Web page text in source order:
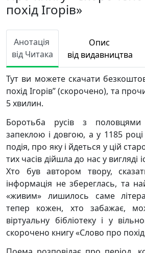
похід Ігорів»
Анотація
від Читака
Опис
від видавництва
Тут ви можете скачати
похід Ігорів” (скорочено), та
5 хвилин.
Боротьба русів з
запеклою і довгою, а у 1185
подія, про яку і йдеться у цій
тих часів дійшла до нас у вигляді
Хто був автором твору,
інформація не збереглась, та
«живим» лишилось саме
тепер кожен, хто забажає,
віртуальну бібліотеку і у
скорочено книгу «Слово про похід